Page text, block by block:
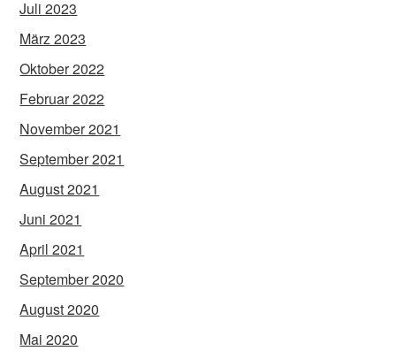
Juli 2023
März 2023
Oktober 2022
Februar 2022
November 2021
September 2021
August 2021
Juni 2021
April 2021
September 2020
August 2020
Mai 2020